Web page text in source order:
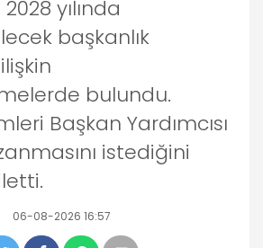
yılında
başkanlık
bulundu.
Başkan Yardımcısı
istediğini
06-08-2026 16:57